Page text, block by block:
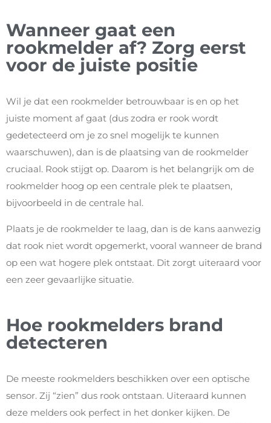
Wanneer gaat een
rookmelder af? Zorg eerst
voor de juiste positie
Wil je dat een rookmelder betrouwbaar is en op het
juiste moment af gaat (dus zodra er rook wordt
gedetecteerd om je zo snel mogelijk te kunnen
waarschuwen), dan is de plaatsing van de rookmelder
cruciaal. Rook stijgt op. Daarom is het belangrijk om de
rookmelder hoog op een centrale plek te plaatsen,
bijvoorbeeld in de centrale hal.
Plaats je de rookmelder te laag, dan is de kans aanwezig
dat rook niet wordt opgemerkt, vooral wanneer de brand
op een wat hogere plek ontstaat. Dit zorgt uiteraard voor
een zeer gevaarlijke situatie.
Hoe rookmelders brand
detecteren
De meeste rookmelders beschikken over een optische
sensor. Zij “zien” dus rook ontstaan. Uiteraard kunnen
deze melders ook perfect in het donker kijken. De